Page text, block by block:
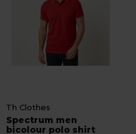
Th Clothes
Spectrum men
bicolour polo shirt